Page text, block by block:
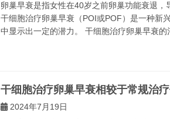
卵巢早衰是指女性在40岁之前卵巢功能衰退，
干细胞治疗卵巢早衰（POI或POF）是一种新
中显示出一定的潜力。 干细胞治疗卵巢早衰的
干细胞治疗卵巢早衰相较于常规治
2024年7月19日